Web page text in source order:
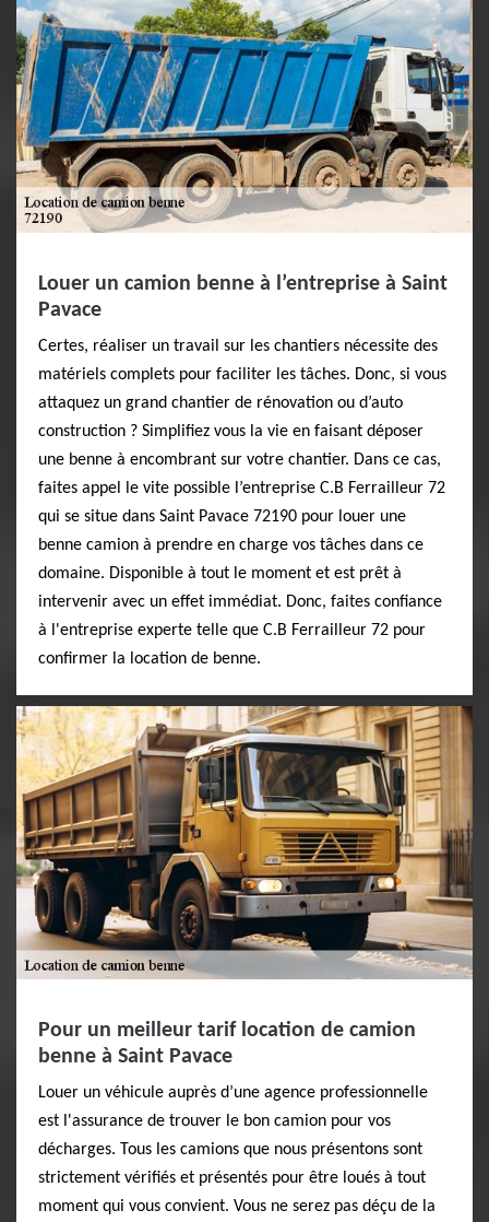
Louer un camion benne à l’entreprise à Saint
Pavace
Certes, réaliser un travail sur les chantiers nécessite des
matériels complets pour faciliter les tâches. Donc, si vous
attaquez un grand chantier de rénovation ou d’auto
construction ? Simplifiez vous la vie en faisant déposer
une benne à encombrant sur votre chantier. Dans ce cas,
faites appel le vite possible l’entreprise C.B Ferrailleur 72
qui se situe dans Saint Pavace 72190 pour louer une
benne camion à prendre en charge vos tâches dans ce
domaine. Disponible à tout le moment et est prêt à
intervenir avec un effet immédiat. Donc, faites confiance
à l'entreprise experte telle que C.B Ferrailleur 72 pour
confirmer la location de benne.
Pour un meilleur tarif location de camion
benne à Saint Pavace
Louer un véhicule auprès d’une agence professionnelle
est l'assurance de trouver le bon camion pour vos
décharges. Tous les camions que nous présentons sont
strictement vérifiés et présentés pour être loués à tout
moment qui vous convient. Vous ne serez pas déçu de la